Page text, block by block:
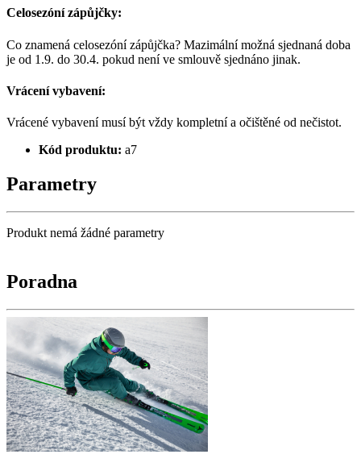
Celosezóní zápůjčky:
Co znamená celosezóní zápůjčka? Mazimální možná sjednaná doba
je od 1.9. do 30.4. pokud není ve smlouvě sjednáno jinak.
Vrácení vybavení:
Vrácené vybavení musí být vždy kompletní a očištěné od nečistot.
Kód produktu: a7
Parametry
Produkt nemá žádné parametry
Poradna